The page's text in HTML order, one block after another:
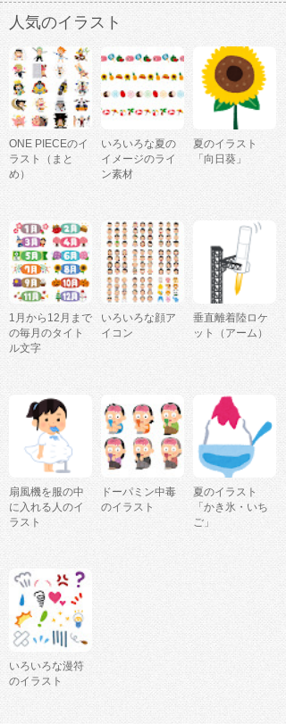
人気のイラスト
ONE PIECEのイ
ラスト（まと
め）
いろいろな夏の
イメージのライ
ン素材
夏のイラスト
「向日葵」
1月から12月まで
の毎月のタイト
ル文字
いろいろな顔ア
イコン
垂直離着陸ロケ
ット（アーム）
扇風機を服の中
に入れる人のイ
ラスト
ドーパミン中毒
のイラスト
夏のイラスト
「かき氷・いち
ご」
いろいろな漫符
のイラスト